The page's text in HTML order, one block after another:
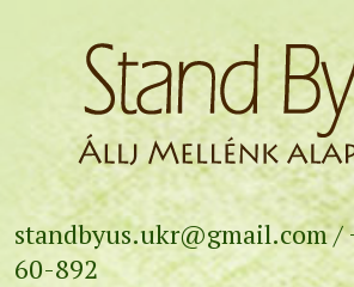
standbyus.ukr@gmail.com/
60-892